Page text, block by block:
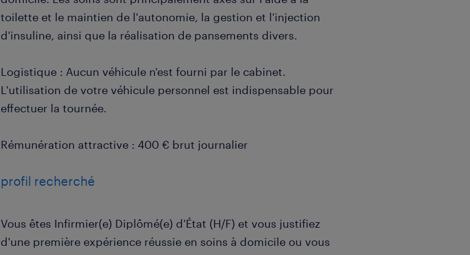
toilette et le maintien de l'autonomie, la gestion et l'injection
d'insuline, ainsi que la réalisation de pansements divers.
Logistique : Aucun véhicule n'est fourni par le cabinet.
L'utilisation de votre véhicule personnel est indispensable pour
effectuer la tournée.
Rémunération attractive : 400 € brut journalier
profil recherché
Vous êtes Infirmier(e) Diplômé(e) d'État (H/F) et vous justifiez
d'une première expérience réussie en soins à domicile ou vous